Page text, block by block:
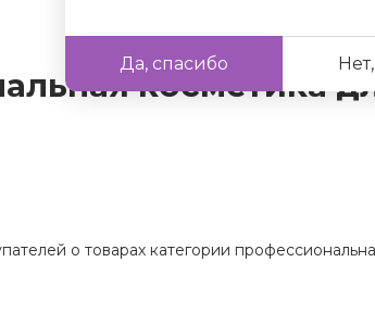
Да, спасибо
косметика
о товарах категории